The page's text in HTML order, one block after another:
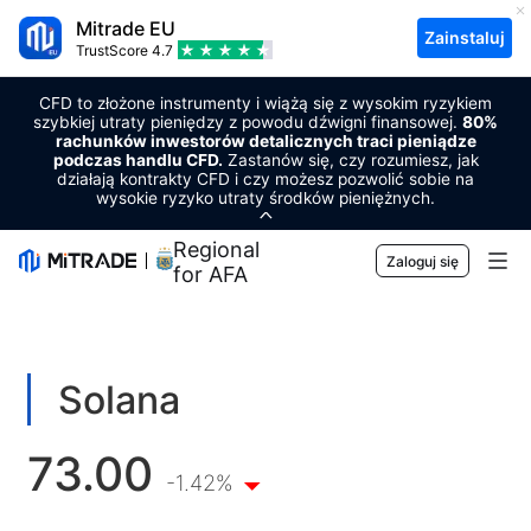
Mitrade EU
TrustScore 4.7
Zainstaluj
CFD to złożone instrumenty i wiążą się z wysokim ryzykiem
szybkiej utraty pieniędzy z powodu dźwigni finansowej. 80%
rachunków inwestorów detalicznych traci pieniądze
podczas handlu CFD. Zastanów się, czy rozumiesz, jak
działają kontrakty CFD i czy możesz pozwolić sobie na
wysokie ryzyko utraty środków pieniężnych.
Regional Sponsor
for AFA
Zaloguj się
Waluta
Towary
Kryptowaluty
Handlowy
Platforma handlowa
Zarządzanie ryzykiem
Narzędzia rynkowe
Kalendarz ekonomiczny
Edukacja
Solana
73.00 -1.42%